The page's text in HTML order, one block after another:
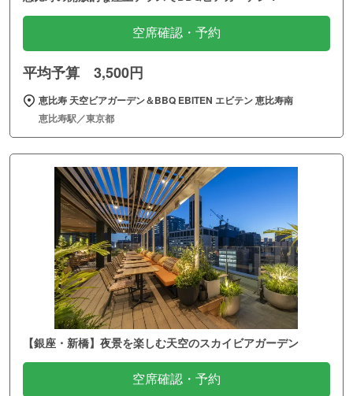
空席確認・予約
平均予算 3,500円
恵比寿 天空ビアガーデン＆BBQ EBITEN エビテン 恵比寿南
恵比寿駅／東京都
【銀座・新橋】夜景を楽しむ天空のスカイビアガーデン
空席確認・予約